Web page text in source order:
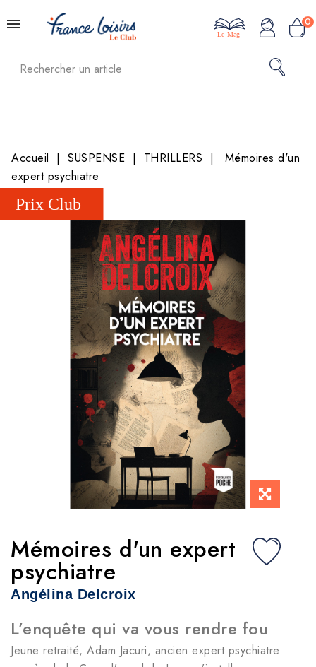
0
Le Mag
Accueil SUSPENSE THRILLERS
Mémoires d'un
expert psychiatre
Mémoires d'un expert
psychiatre
Angélina Delcroix
L’enquête qui va vous rendre fou
Jeune retraité, Adam Jacuri, ancien expert psychiatre